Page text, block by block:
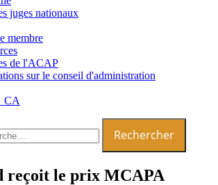
juges nationaux
membre
de l'ACAP
sur le conseil d'administration
reçoit le prix MCAPA